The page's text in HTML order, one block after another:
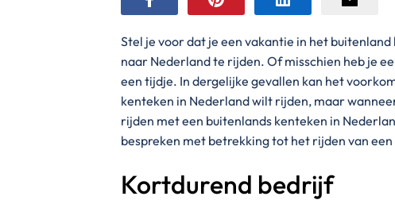
Stel je voor dat je een vakantie in het
naar Nederland te rijden. Of misschien heb je
een tijdje. In dergelijke gevallen kan het
kenteken in Nederland wilt rijden, maar
rijden met een buitenlands kenteken in
bespreken met betrekking tot het rijden van
Kortdurend bedrijf